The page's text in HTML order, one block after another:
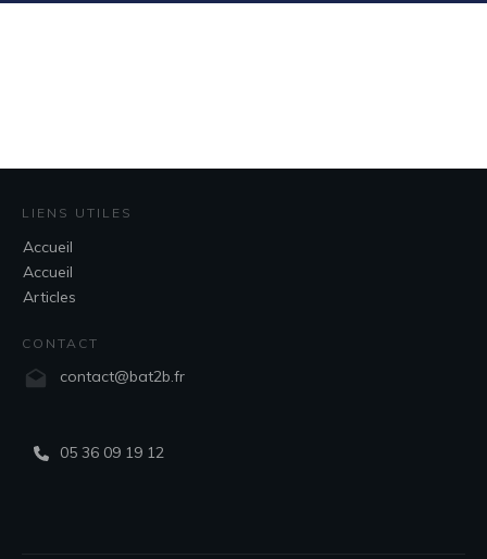
LIENS UTILES
Accueil
Accueil
Articles
CONTACT
contact@bat2b.fr
05 36 09 19 12